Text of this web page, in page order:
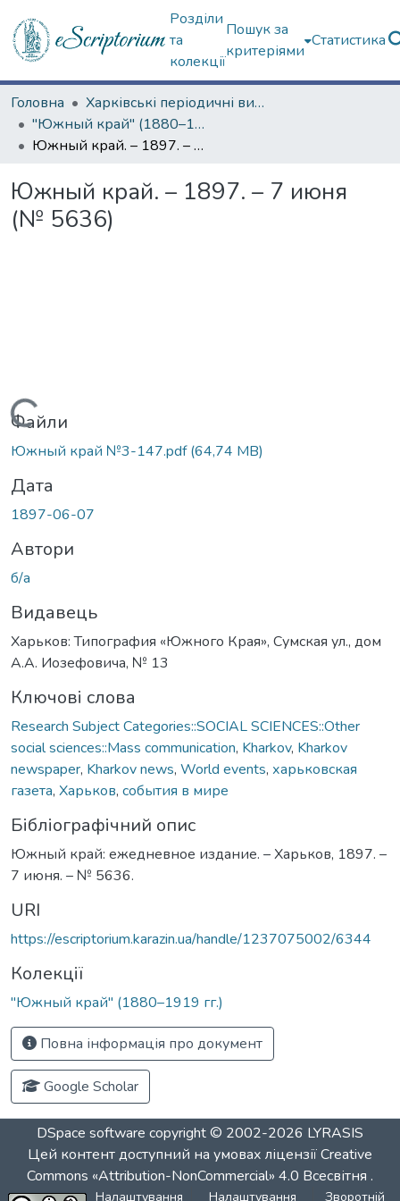
Розділи
та
колекції
Пошук за
критеріями
Статистика
Головна
Харківські періодичні видання
"Южный край" (1880–1919 гг.)
Южный край. – 1897. – 7 июня (№ 5636)
Южный край. – 1897. – 7 июня
(№ 5636)
Вантажиться...
Файли
Южный край №3-147.pdf(64,74 MB)
Дата
1897-06-07
Автори
б/а
Видавець
Харьков: Типография «Южного Края», Сумская ул., дом
А.А. Иозефовича, № 13
Ключові слова
Research Subject Categories::SOCIAL SCIENCES::Other
social sciences::Mass communication, Kharkov, Kharkov
newspaper, Kharkov news, World events, харьковская
газета, Харьков, события в мире
Бібліографічний опис
Южный край: ежедневное издание. – Харьков, 1897. –
7 июня. – № 5636.
URI
https://escriptorium.karazin.ua/handle/1237075002/6344
Колекції
"Южный край" (1880–1919 гг.)
Повна інформація про документ
Google Scholar
DSpace software copyright © 2002-2026 LYRASIS
Цей контент доступний на умовах ліцензіїCreative
Commons «Attribution-NonCommercial» 4.0 Всесвітня .
Налаштування Налаштування Зворотній